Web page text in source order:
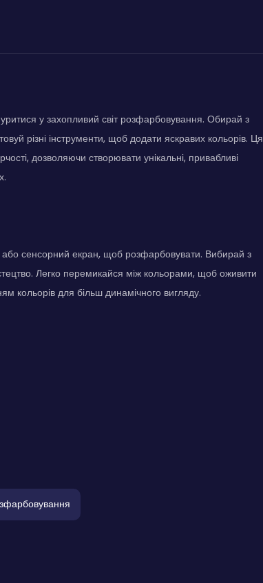
у захопливий світ розфарбовування. Обирай з
різні інструменти, щоб додати яскравих кольорів. Ця
дозволяючи створювати унікальні, привабливі
сенсорний екран, щоб розфарбовувати. Вибирай з
Легко перемикайся між кольорами, щоб оживити
кольорів для більш динамічного вигляду.